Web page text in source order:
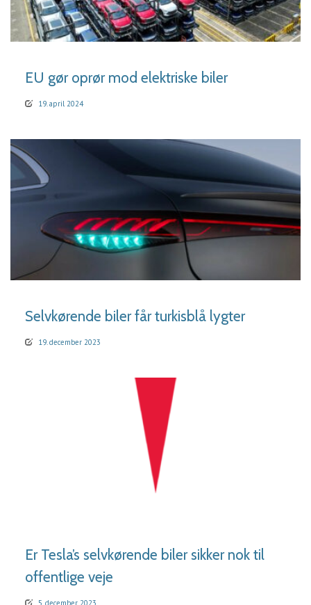
LÆS MERE
EU gør oprør mod elektriske biler
19. april 2024
Selvkørende biler får turkisblå lygter
19. december 2023
Er Tesla’s selvkørende biler sikker nok til
offentlige veje